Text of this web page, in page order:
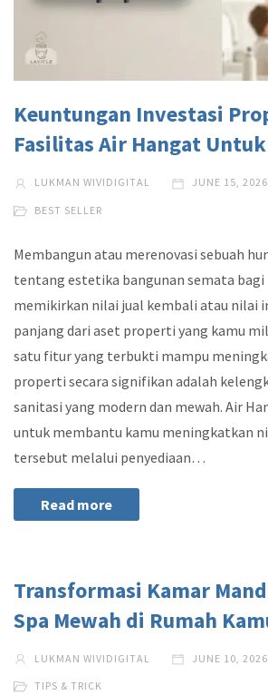
Keuntungan Investasi
Fasilitas Air Hangat
LUKMAN WIVIDIGITAL JUNE 15, 2026
BEST SELLER
Membangun atau merenovasi sebuah
tentang estetika bangunan semata bagi
memikirkan nilai jual kembali atau nilai
panjang dari aset properti yang kamu
satu fitur yang terbukti mampu
properti secara signifikan adalah
sanitasi yang modern dan mewah. Air
untuk membantu kamu meningkatkan
tersebut melalui penyediaan…
Read more
Transformasi Kamar
Spa Mewah di Rumah
LUKMAN WIVIDIGITAL JUNE 10, 2026
TIPS & TRICK